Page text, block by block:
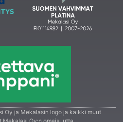
Oy ja Mekalasin logo ja kaikki muut